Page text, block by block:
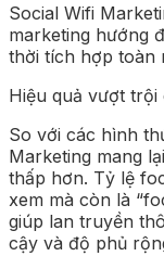
Social Wifi
marketing hướng
thời tích hợp toàn
Hiệu quả vượt trội
So với các hình
Marketing mang
thấp hơn. Tỷ lệ
xem mà còn là
giúp lan truyền
cậy và độ phủ